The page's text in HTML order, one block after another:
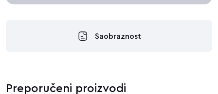
Saobraznost
Preporučeni proizvodi